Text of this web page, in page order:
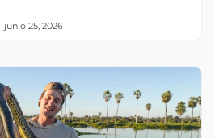
junio 25, 2026